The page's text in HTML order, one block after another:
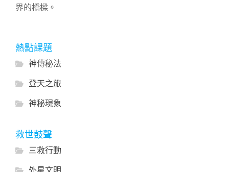
界的橋樑。
熱點課題
神傳秘法
登天之旅
神秘現象
救世鼓聲
三救行動